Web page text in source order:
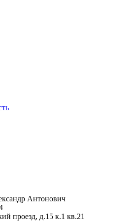
Антонович
проезд, д.15 к.1 кв.21